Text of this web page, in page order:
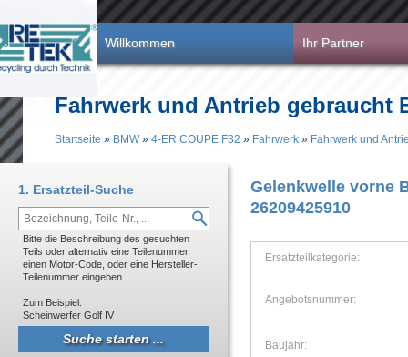
Willkommen Ihr Partner
Fahrwerk und Antrieb gebraucht
Startseite » BMW» 4-ER COUPE F32 » Fahrwerk » Fahrwerk und
Gelenkwelle vorne
26209425910
Ersatzteilkategorie:
Angebotsnummer:
Baujahr:
1. Ersatzteil-Suche
Bitte die Beschreibung des gesuchten
Teils oder alternativ eine Teilenummer,
einen Motor-Code, oder eine Hersteller-
Teilenummer eingeben.
Zum Beispiel:
Scheinwerfer Golf IV